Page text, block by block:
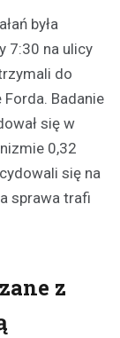
była
7:30 na ulicy
do
Badanie
się w
0,32
się na
sprawa trafi
z